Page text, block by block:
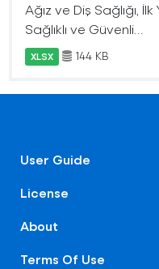
Ağız ve Diş Sağlığı,
Sağlıklı ve Güvenli...
XLSX 144 KB
User Guide
License
About
Terms Of Use